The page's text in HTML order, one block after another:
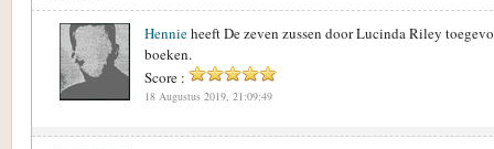
Hennieheeft De zeven zussen door Lucinda Riley
boeken.
Score :
18 Augustus 2019, 21:09:49